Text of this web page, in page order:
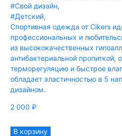
#Свой дизайн,
#Детский,
Спортивная одежда от Cikers
профессиональных и
из высококачественных
антибактериальной пропиткой,
терморегуляцию и быстрое
обладает эластичностью в 5
дизайном.
2 000 ₽
В корзину